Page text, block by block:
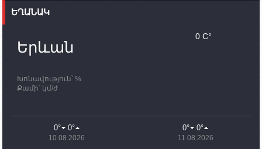
պատասխանատուներ կմնան ԼՂ-ում՝ մինչև
որոնողափրկարարական աշխատանքների
11:03
ՄԱԿ-ի առաքելությունը շատ, շատ, շատ օգտակար
Ադրբեջանի փոխվարչապետն այսօր կմեկնի
Ստեփանակերտ
ԵՂԱՆԱԿ
Երևան
Խոնավություն՝ %
Քամի՝ կմ/ժ
0 C°
0° 0°
10.08.2026
0° 0°
11.08.2026